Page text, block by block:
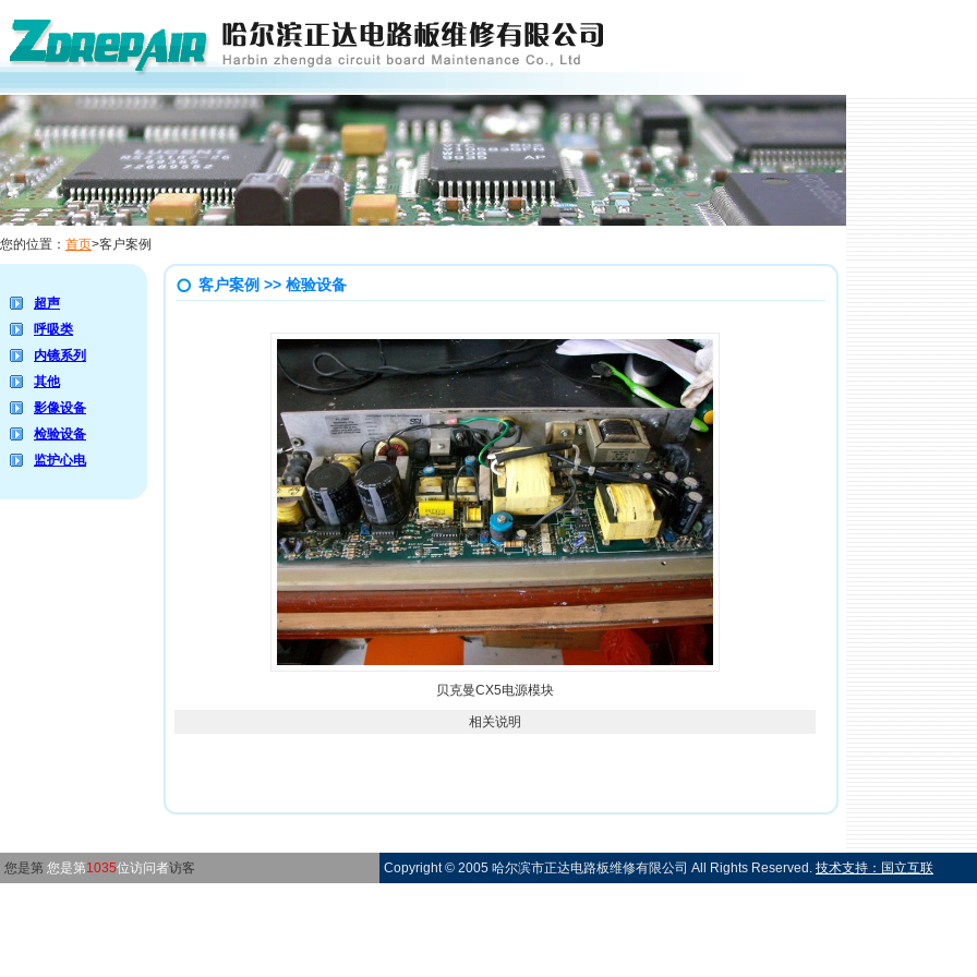
您的位置： 首页>客户案例
超声
呼吸类
内镜系列
其他
影像设备
检验设备
监护心电
客户案例 >> 检验设备
贝克曼CX5电源模块
相关说明
您是第 您是第1035位访问者访客 Copyright © 2005 哈尔滨市正达电路板维修有限公司 All Rights Reserved. 技术支持：国立互联